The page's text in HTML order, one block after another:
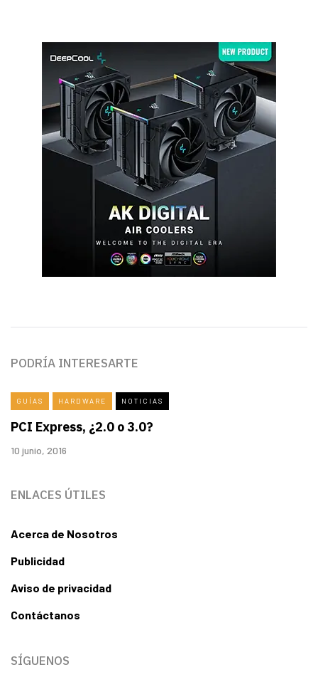
PODRÍA INTERESARTE
GUÍAS HARDWARE NOTICIAS
PCI Express, ¿2.0 o 3.0?
10 junio, 2016
ENLACES ÚTILES
Acerca de Nosotros
Publicidad
Aviso de privacidad
Contáctanos
SÍGUENOS